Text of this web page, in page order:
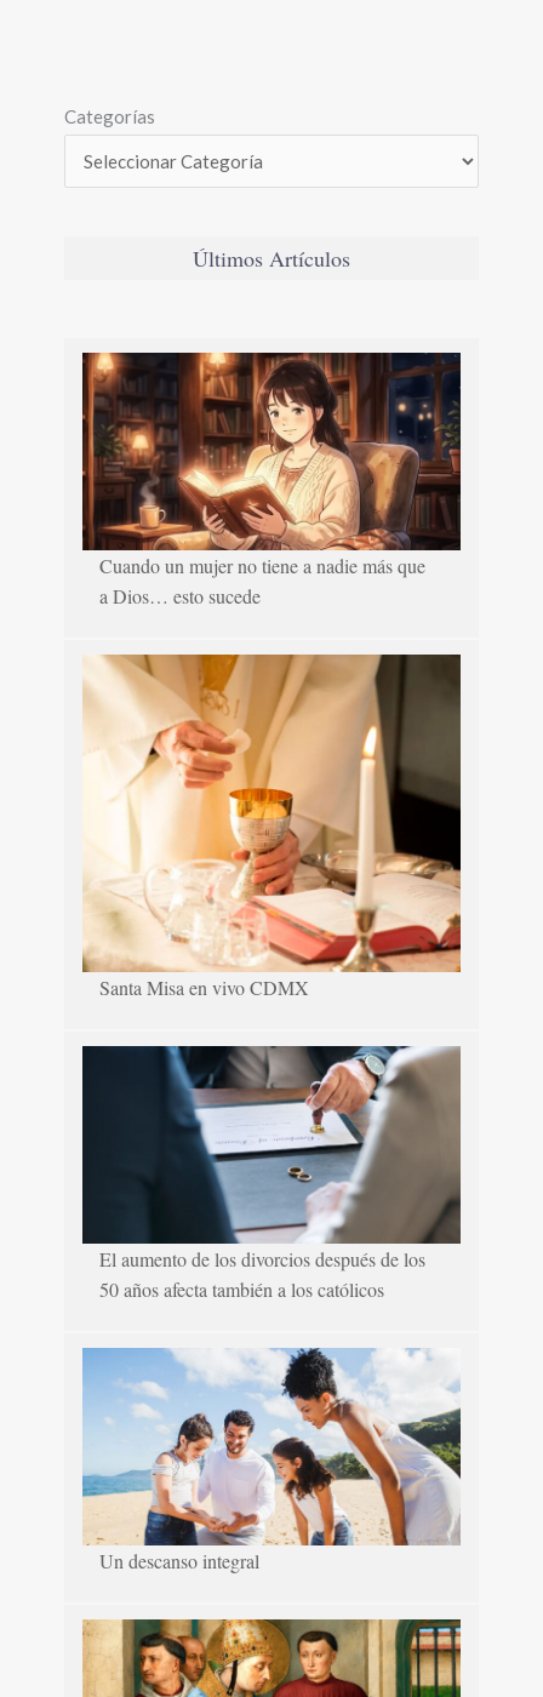
Categorías
Últimos Artículos
Cuando un mujer no tiene a nadie más que
a Dios… esto sucede
Santa Misa en vivo CDMX
El aumento de los divorcios después de los
50 años afecta también a los católicos
Un descanso integral